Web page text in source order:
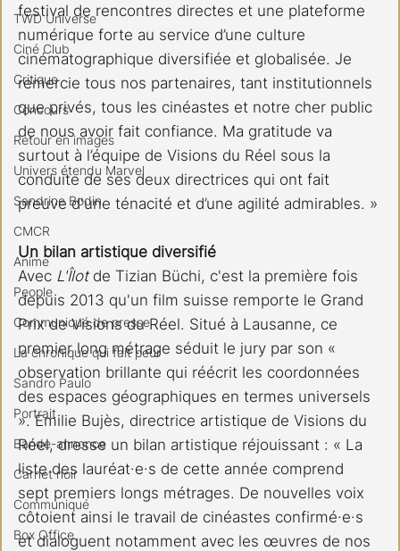
TWD Universe
Ciné Club
Critique
Concours
Retour en images
Univers étendu Marvel
Sandrine Bodin
CMCR
Anime
People
Communiqué de presse
La chronique qui fait peur
Sandro Paulo
Portrait
Bande-annonce
Carnet noir
Communiqué
Box Office
festival de rencontres directes et une plateforme
numérique forte au service d’une culture
cinématographique diversifiée et globalisée. Je
remercie tous nos partenaires, tant institutionnels
que privés, tous les cinéastes et notre cher public
de nous avoir fait confiance. Ma gratitude va
surtout à l’équipe de Visions du Réel sous la
conduite de ses deux directrices qui ont fait
preuve d'une ténacité et d’une agilité admirables. »
Un bilan artistique diversifié
Avec L'Îlot de Tizian Büchi, c'est la première fois
depuis 2013 qu'un film suisse remporte le Grand
Prix de Visions du Réel. Situé à Lausanne, ce
premier long métrage séduit le jury par son «
observation brillante qui réécrit les coordonnées
des espaces géographiques en termes universels
». Emilie Bujès, directrice artistique de Visions du
Réel, dresse un bilan artistique réjouissant : « La
liste des lauréat·e·s de cette année comprend
sept premiers longs métrages. De nouvelles voix
côtoient ainsi le travail de cinéastes confirmé·e·s
et dialoguent notamment avec les œuvres de nos